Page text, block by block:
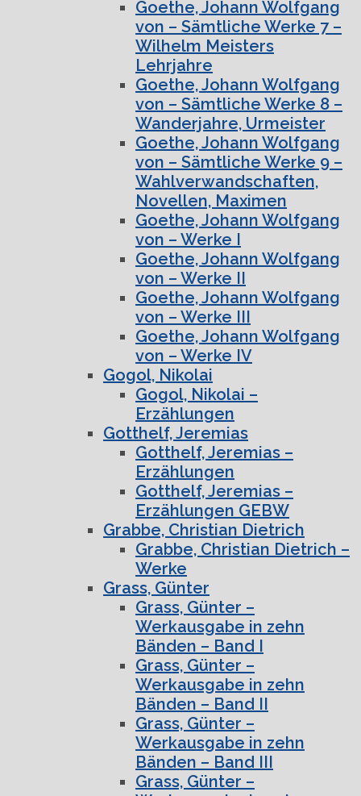
Goethe, Johann Wolfgang
von – Sämtliche Werke 7 –
Wilhelm Meisters
Lehrjahre
Goethe, Johann Wolfgang
von – Sämtliche Werke 8 –
Wanderjahre, Urmeister
Goethe, Johann Wolfgang
von – Sämtliche Werke 9 –
Wahlverwandschaften,
Novellen, Maximen
Goethe, Johann Wolfgang
von – Werke I
Goethe, Johann Wolfgang
von – Werke II
Goethe, Johann Wolfgang
von – Werke III
Goethe, Johann Wolfgang
von – Werke IV
Gogol, Nikolai
Gogol, Nikolai –
Erzählungen
Gotthelf, Jeremias
Gotthelf, Jeremias –
Erzählungen
Gotthelf, Jeremias –
Erzählungen GEBW
Grabbe, Christian Dietrich
Grabbe, Christian Dietrich –
Werke
Grass, Günter
Grass, Günter –
Werkausgabe in zehn
Bänden – Band I
Grass, Günter –
Werkausgabe in zehn
Bänden – Band II
Grass, Günter –
Werkausgabe in zehn
Bänden – Band III
Grass, Günter –